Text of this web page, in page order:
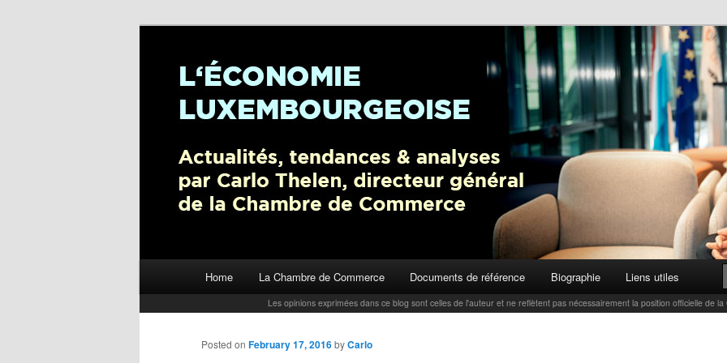
Carlo Thelen Blog
L’économie luxembourgeoise : Actualités, tendances et analyses par Carlo Thelen, Directeur Général,
Skip to primary content
Home La Chambre de Commerce Documents de référence Biographie Liens utiles
Les opinions exprimées dans ce blog sont celles de l'auteur et ne reflètent pas nécessairement la position officielle de
Posted on February 17, 2016byCarlo